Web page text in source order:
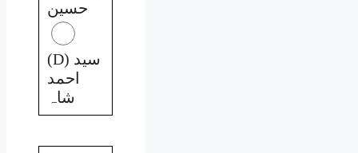
حسین
(D) سید
احمد
شاہ